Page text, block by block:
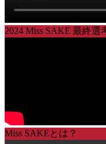
2024 Miss SAKE 最終選
Miss SAKEとは？